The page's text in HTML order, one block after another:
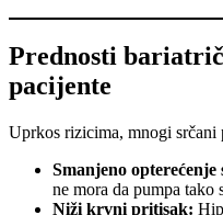
Prednosti
pacijente
Uprkos rizicima, mnogi
Smanjeno opterećenje
ne mora da pumpa tako
Niži krvni pritisak: